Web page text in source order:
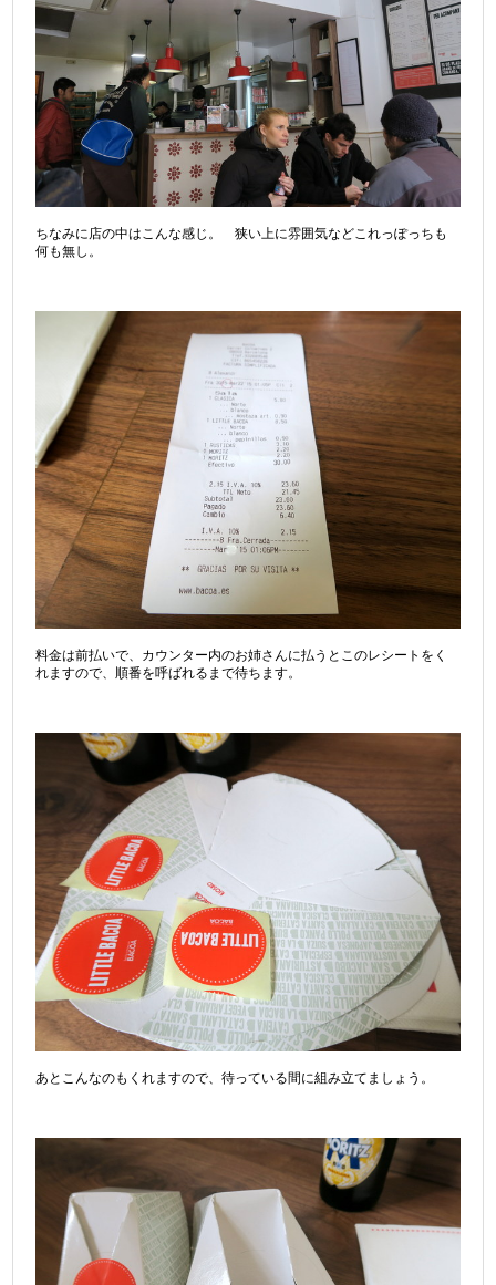
ちなみに店の中はこんな感じ。 狭い上に雰囲気などこれっぽっちも
何も無し。
料金は前払いで、カウンター内のお姉さんに払うとこのレシートをく
れますので、順番を呼ばれるまで待ちます。
あとこんなのもくれますので、待っている間に組み立てましょう。